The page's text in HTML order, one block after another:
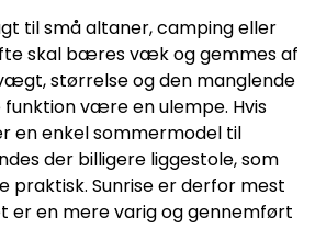
til små altaner, camping eller
skal bæres væk og gemmes af
størrelse og den manglende
være en ulempe. Hvis
enkel sommermodel til
der billigere liggestole, som
praktisk. Sunrise er derfor mest
er en mere varig og gennemført